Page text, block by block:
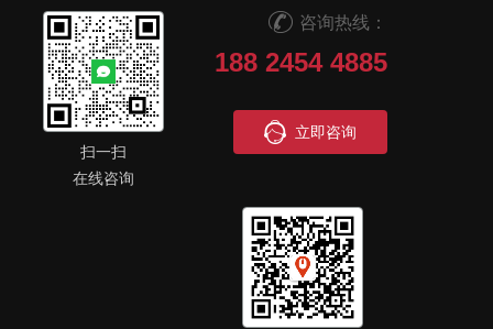
咨询热线：
188 2454 4885
立即咨询
扫一扫
在线咨询